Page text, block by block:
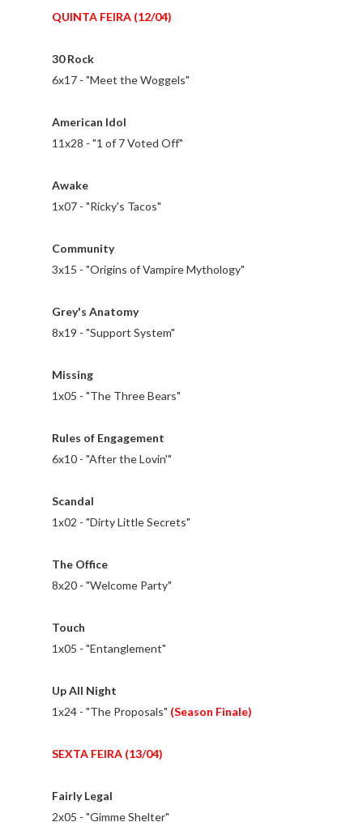
QUINTA FEIRA (12/04)
30 Rock
6x17 - "Meet the Woggels"
American Idol
11x28 - "1 of 7 Voted Off"
Awake
1x07 - "Ricky's Tacos"
Community
3x15 - "Origins of Vampire Mythology"
Grey's Anatomy
8x19 - "Support System"
Missing
1x05 - "The Three Bears"
Rules of Engagement
6x10 - "After the Lovin'"
Scandal
1x02 - "Dirty Little Secrets"
The Office
8x20 - "Welcome Party"
Touch
1x05 - "Entanglement"
Up All Night
1x24 - "The Proposals" (Season Finale)
SEXTA FEIRA (13/04)
Fairly Legal
2x05 - "Gimme Shelter"